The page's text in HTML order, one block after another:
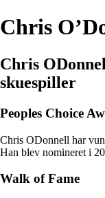
Chris
Chris
skuespiller
Peoples Choice
Chris ODonnell har
Han blev nomineret i
Walk of Fame